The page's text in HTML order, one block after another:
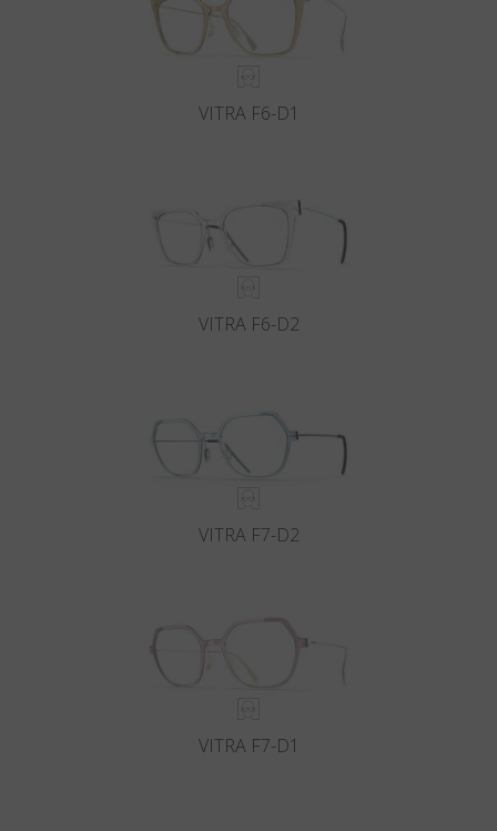
VITRA F6-D1
VITRA F6-D2
VITRA F7-D2
VITRA F7-D1